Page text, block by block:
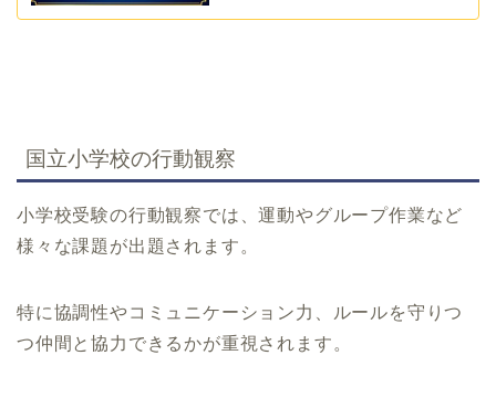
国立小学校の行動観察
小学校受験の行動観察では、運動やグループ作業など
様々な課題が出題されます。
特に協調性やコミュニケーション力、ルールを守りつ
つ仲間と協力できるかが重視されます。